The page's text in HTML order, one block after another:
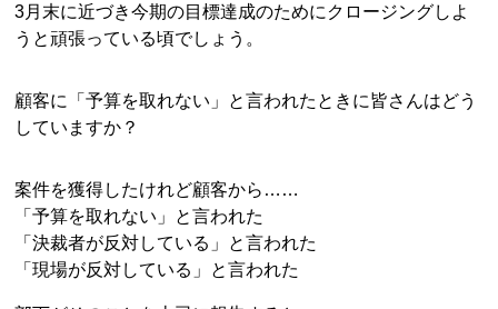
3月末に近づき今期の目標達成のためにクロージングしよ
うと頑張っている頃でしょう。
顧客に「予算を取れない」と言われたときに皆さんはどう
していますか？
案件を獲得したけれど顧客から……
「予算を取れない」と言われた
「決裁者が反対している」と言われた
「現場が反対している」と言われた